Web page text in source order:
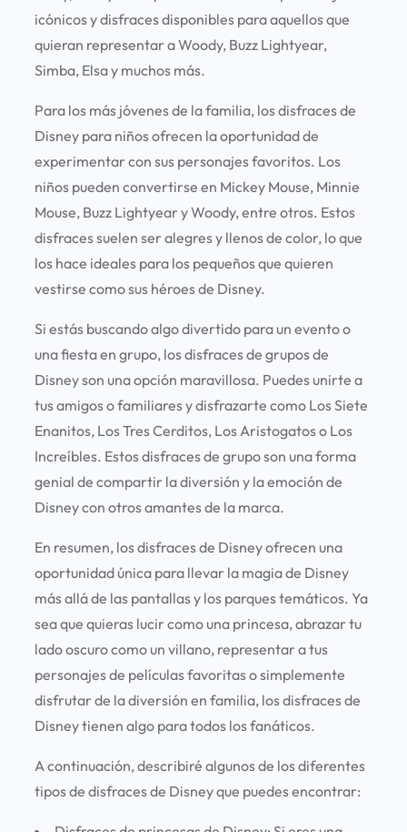
icónicos y disfraces disponibles para aquellos que
quieran representar a Woody, Buzz Lightyear,
Simba, Elsa y muchos más.
Para los más jóvenes de la familia, los disfraces de
Disney para niños ofrecen la oportunidad de
experimentar con sus personajes favoritos. Los
niños pueden convertirse en Mickey Mouse, Minnie
Mouse, Buzz Lightyear y Woody, entre otros. Estos
disfraces suelen ser alegres y llenos de color, lo que
los hace ideales para los pequeños que quieren
vestirse como sus héroes de Disney.
Si estás buscando algo divertido para un evento o
una fiesta en grupo, los disfraces de grupos de
Disney son una opción maravillosa. Puedes unirte a
tus amigos o familiares y disfrazarte como Los Siete
Enanitos, Los Tres Cerditos, Los Aristogatos o Los
Increíbles. Estos disfraces de grupo son una forma
genial de compartir la diversión y la emoción de
Disney con otros amantes de la marca.
En resumen, los disfraces de Disney ofrecen una
oportunidad única para llevar la magia de Disney
más allá de las pantallas y los parques temáticos. Ya
sea que quieras lucir como una princesa, abrazar tu
lado oscuro como un villano, representar a tus
personajes de películas favoritas o simplemente
disfrutar de la diversión en familia, los disfraces de
Disney tienen algo para todos los fanáticos.
A continuación, describiré algunos de los diferentes
tipos de disfraces de Disney que puedes encontrar: